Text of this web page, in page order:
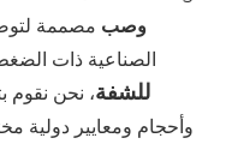
وصب مصممة
الصناعية ذات
للشفة، نحن نقوم